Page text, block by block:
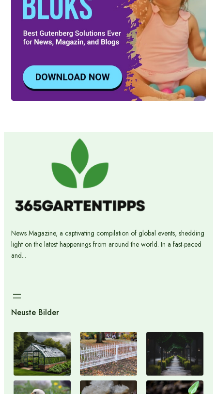
News Magazine, a captivating compilation of global events, shedding
light on the latest happenings from around the world. In a fast-paced
and...
Neuste Bilder